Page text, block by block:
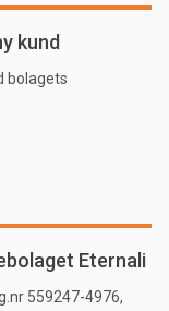
kund
bolagets
Eternali
559247-4976,